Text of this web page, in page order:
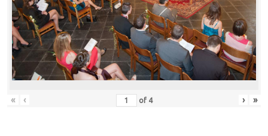
« ‹ of 4 › »